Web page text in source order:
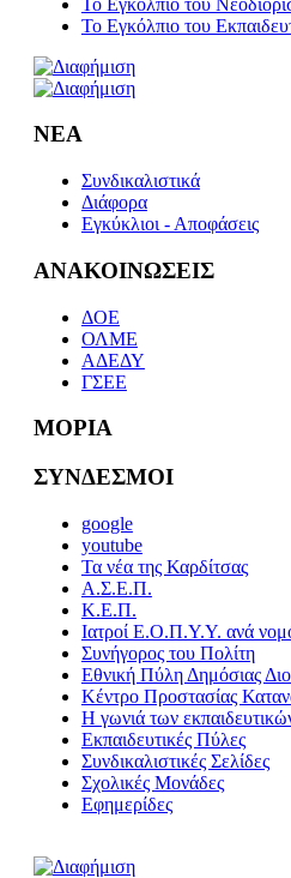
Το Εγκόλπιο του
ΝΕΑ
Συνδικαλιστικά
Διάφορα
Εγκύκλιοι - Αποφάσεις
ΑΝΑΚΟΙΝΩΣΕΙΣ
ΔΟΕ
ΟΛΜΕ
ΑΔΕΔΥ
ΓΣΕΕ
ΜΟΡΙΑ
ΣΥΝΔΕΣΜΟΙ
google
youtube
Τα νέα της Καρδίτσας
Α.Σ.Ε.Π.
Κ.Ε.Π.
Ιατροί Ε.Ο.Π.Υ.Υ. ανά νομό
Συνήγορος του Πολίτη
Εθνική Πύλη Δημόσιας
Κέντρο Προστασίας
Η γωνιά των
Εκπαιδευτικές Πύλες
Συνδικαλιστικές Σελίδες
Σχολικές Μονάδες
Εφημερίδες